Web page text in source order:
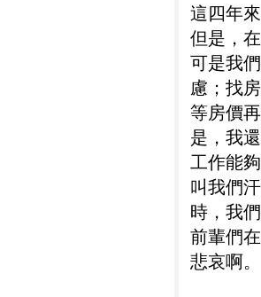
這四年
但是，
可是我
慮；找
等房價
是，我
工作能
叫我們
時，我
前輩們
悲哀啊。